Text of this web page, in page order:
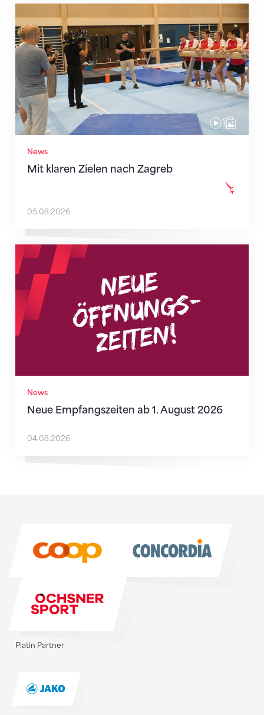
News
Mit klaren Zielen nach Zagreb
Mit klaren Zielen nach Zagreb
05.08.2026
News
Neue Empfangszeiten ab 1. August 2026
Neue Empfangszeiten ab 1. August 2026
04.08.2026
Platin Partner